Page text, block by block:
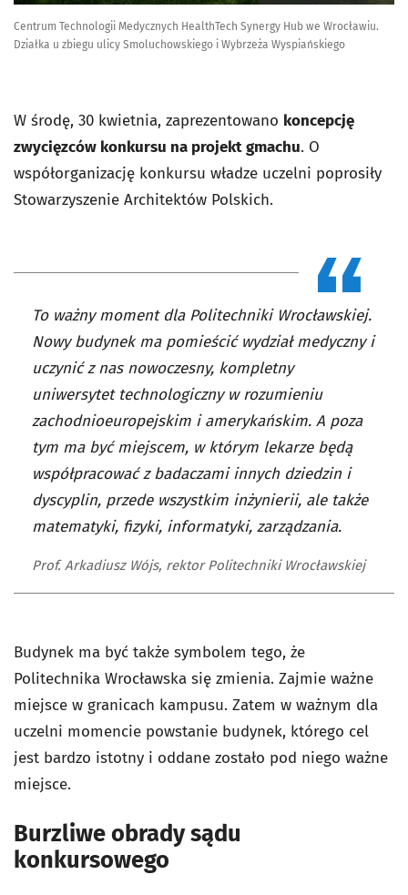
Centrum Technologii Medycznych HealthTech Synergy Hub we Wrocławiu.
Działka u zbiegu ulicy Smoluchowskiego i Wybrzeża Wyspiańskiego
W środę, 30 kwietnia, zaprezentowano koncepcję
zwycięzców konkursu na projekt gmachu. O
współorganizację konkursu władze uczelni poprosiły
Stowarzyszenie Architektów Polskich.
To ważny moment dla Politechniki Wrocławskiej.
Nowy budynek ma pomieścić wydział medyczny i
uczynić z nas nowoczesny, kompletny
uniwersytet technologiczny w rozumieniu
zachodnioeuropejskim i amerykańskim. A poza
tym ma być miejscem, w którym lekarze będą
współpracować z badaczami innych dziedzin i
dyscyplin, przede wszystkim inżynierii, ale także
matematyki, fizyki, informatyki, zarządzania.
Prof. Arkadiusz Wójs, rektor Politechniki Wrocławskiej
Budynek ma być także symbolem tego, że
Politechnika Wrocławska się zmienia. Zajmie ważne
miejsce w granicach kampusu. Zatem w ważnym dla
uczelni momencie powstanie budynek, którego cel
jest bardzo istotny i oddane zostało pod niego ważne
miejsce.
Burzliwe obrady sądu
konkursowego